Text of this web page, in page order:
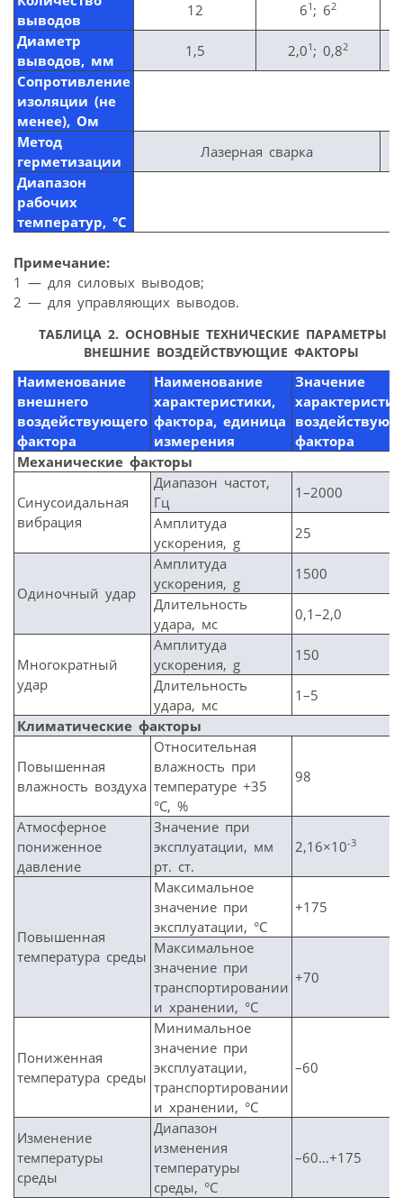
выводов
12 61 ; 62
Диаметр
выводов, мм
1,5 2,01 ; 0,82
Сопротивление
изоляции (не
менее), Ом
Метод
герметизации
Лазерная сварка
Диапазон
рабочих
температур, °С
Примечание:
1 — для силовых выводов;
2 — для управляющих выводов.
ТАБЛИЦА 2. ОСНОВНЫЕ ТЕХНИЧЕСКИЕ ПАРАМЕТРЫ И
ВНЕШНИЕ ВОЗДЕЙСТВУЮЩИЕ ФАКТОРЫ
Наименование
внешнего
воздействующего
фактора
Наименование
характеристики,
фактора, единица
измерения
Значение
фактора
Механические факторы
Синусоидальная
вибрация
Диапазон частот,
Гц
1–2000
Амплитуда
ускорения, g
25
Одиночный удар
Амплитуда
ускорения, g
1500
Длительность
удара, мс
0,1–2,0
Многократный
удар
Амплитуда
ускорения, g
150
Длительность
удара, мс
1–5
Климатические факторы
Повышенная
влажность воздуха
Относительная
влажность при
температуре +35
°С, %
98
Атмосферное
пониженное
давление
Значение при
эксплуатации, мм
рт. ст.
2,16×10-3
Повышенная
температура среды
Максимальное
значение при
эксплуатации, °С
+175
Максимальное
значение при
транспортировании
и хранении, °С
+70
Пониженная
температура среды
Минимальное
значение при
эксплуатации,
транспортировании
и хранении, °С
–60
Изменение
температуры
среды
Диапазон
изменения
температуры
среды, °С
–60…+175